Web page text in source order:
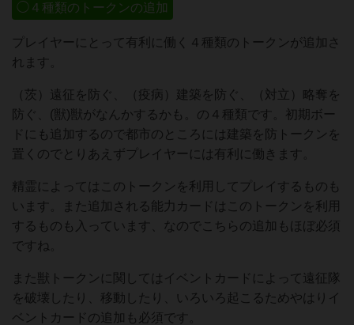
◯４種類のトークンの追加
プレイヤーにとって有利に働く４種類のトークンが追加さ
れます。
（茨）遠征を防ぐ、（疫病）建築を防ぐ、（対立）略奪を
防ぐ、(獣)獣がなんかするかも。の４種類です。初期ボー
ドにも追加するので都市のところには建築を防トークンを
置くのでとりあえずプレイヤーには有利に働きます。
精霊によってはこのトークンを利用してプレイするものも
います。また追加される能力カードはこのトークンを利用
するものも入っています、なのでこちらの追加もほぼ必須
ですね。
また獣トークンに関してはイベントカードによって遠征隊
を破壊したり、移動したり、いろいろ起こるためやはりイ
ベントカードの追加も必須です。